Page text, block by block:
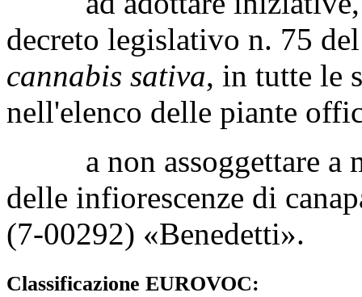
decreto legislativo n. 75
cannabis sativa, in tutte le
nell'elenco delle piante
a non assoggettare a
delle infiorescenze di
(7-00292) «Benedetti».
Classificazione EUROVOC: